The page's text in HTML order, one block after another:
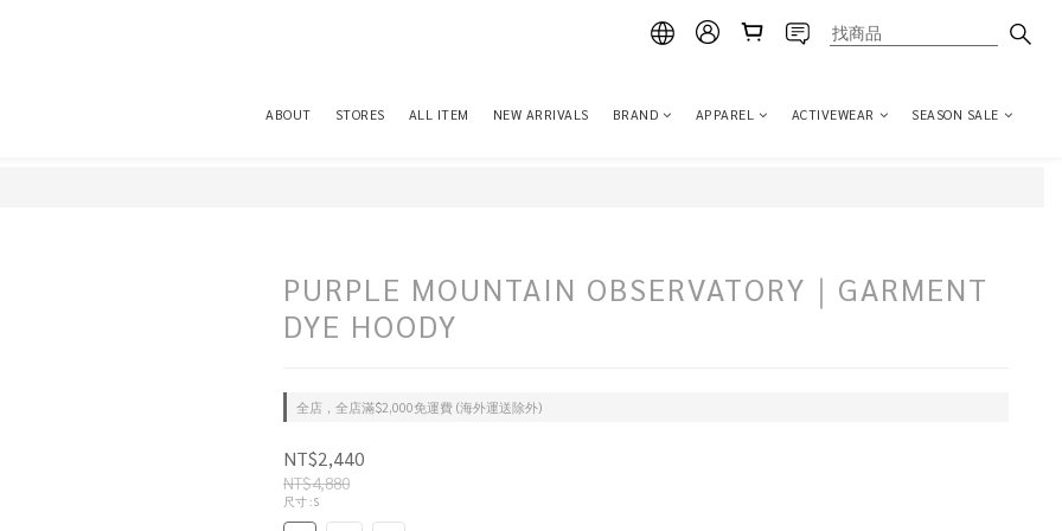
ABOUT STORES ALL ITEM NEW ARRIVALS BRAND APPAREL ACTIVEWEAR SEASON SALE
PURPLE MOUNTAIN OBSERVATORY｜GARMENT
DYE HOODY
全店，全店滿$2,000免運費 (海外運送除外)
NT$2,440
NT$4,880
尺寸: S